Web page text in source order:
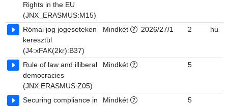
Rights in the EU
(JNX_ERASMUS:M15)
Római jog jogeseteken
keresztül
(J4:xFAK(2kr):B37)
Mindkét 2026/27/1 2 hu
Rule of law and illiberal
democracies
(JNX:ERASMUS:Z05)
Mindkét 5
Securing compliance in
Mindkét 5